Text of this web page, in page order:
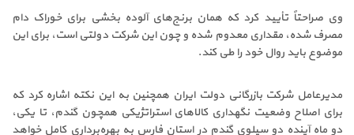
وی صراحتاً تأیید کرد که همان برنج‌های آلوده بخشی برای خوراک دام
مصرف شده، مقداری معدوم شده و چون این شرکت دولتی است، برای این
موضوع باید روال خود را طی کند.
مدیرعامل شرکت بازرگانی دولت ایران همچنین به این نکته اشاره کرد که
برای اصلاح وضعیت نگهداری کالاهای استراتژیکی همچون گندم، تا یکی،
دو ماه آینده دو سیلوی گندم در استان فارس به بهره‌برداری کامل خواهد